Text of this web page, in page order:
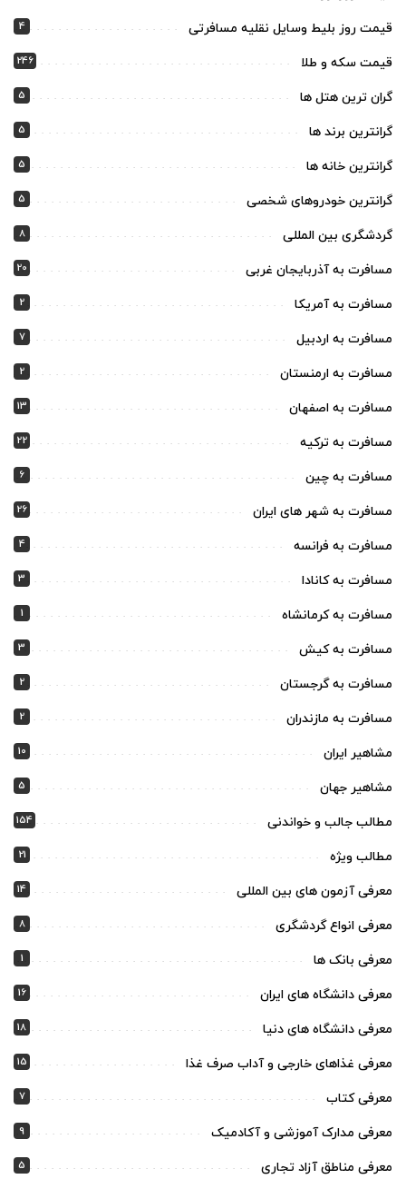
قیمت روز بلیط وسایل نقلیه مسافرتی
4
قیمت سکه و طلا 246
گران ترین هتل ها 5
گرانترین برند ها 5
گرانترین خانه ها 5
گرانترین خودروهای شخصی 5
گردشگری بین المللی 8
مسافرت به آذربایجان غربی 20
مسافرت به آمریکا 2
مسافرت به اردبیل 7
مسافرت به ارمنستان 2
مسافرت به اصفهان 13
مسافرت به ترکیه 22
مسافرت به چین 6
مسافرت به شهر های ایران 26
مسافرت به فرانسه 4
مسافرت به کانادا 3
مسافرت به کرمانشاه 1
مسافرت به کیش 3
مسافرت به گرجستان 2
مسافرت به مازندران 2
مشاهیر ایران 10
مشاهیر جهان 5
مطالب جالب و خواندنی 154
مطالب ویژه 21
معرفی آزمون های بین المللی 14
معرفی انواع گردشگری 8
معرفی بانک ها 1
معرفی دانشگاه های ایران 16
معرفی دانشگاه های دنیا 18
معرفی غذاهای خارجی و آداب صرف غذا 15
معرفی کتاب 7
معرفی مدارک آموزشی و آکادمیک 9
معرفی مناطق آزاد تجاری 5